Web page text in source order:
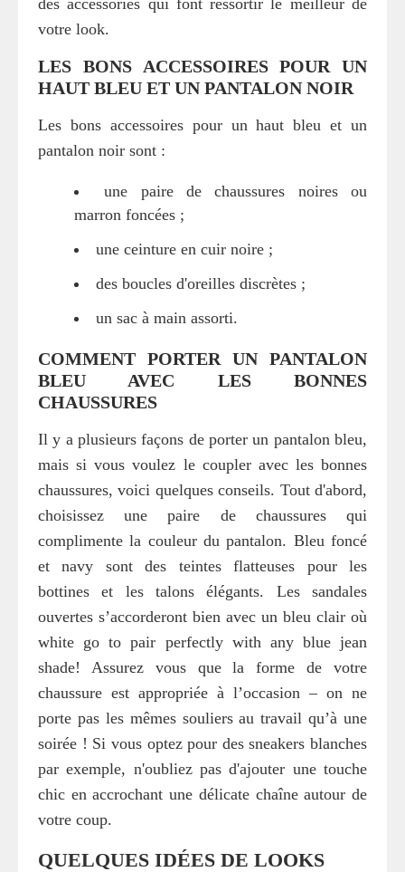
des accessories qui font ressortir le meilleur de
votre look.
LES BONS ACCESSOIRES POUR UN
HAUT BLEU ET UN PANTALON NOIR
Les bons accessoires pour un haut bleu et un
pantalon noir sont :
une paire de chaussures noires ou
marron foncées ;
une ceinture en cuir noire ;
des boucles d'oreilles discrètes ;
un sac à main assorti.
COMMENT PORTER UN PANTALON
BLEU AVEC LES BONNES
CHAUSSURES
Il y a plusieurs façons de porter un pantalon bleu,
mais si vous voulez le coupler avec les bonnes
chaussures, voici quelques conseils. Tout d'abord,
choisissez une paire de chaussures qui
complimente la couleur du pantalon. Bleu foncé
et navy sont des teintes flatteuses pour les
bottines et les talons élégants. Les sandales
ouvertes s’accorderont bien avec un bleu clair où
white go to pair perfectly with any blue jean
shade! Assurez vous que la forme de votre
chaussure est appropriée à l’occasion – on ne
porte pas les mêmes souliers au travail qu’à une
soirée ! Si vous optez pour des sneakers blanches
par exemple, n'oubliez pas d'ajouter une touche
chic en accrochant une délicate chaîne autour de
votre coup.
QUELQUES IDÉES DE LOOKS